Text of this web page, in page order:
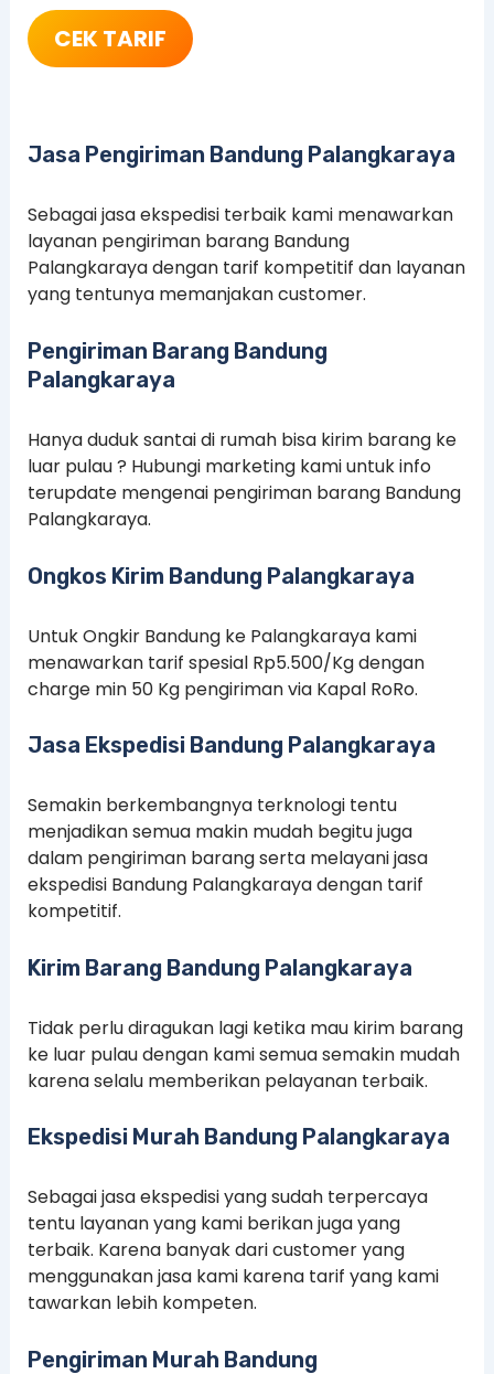
CEK TARIF
Jasa Pengiriman Bandung Palangkaraya
Sebagai jasa ekspedisi terbaik kami menawarkan
layanan pengiriman barang Bandung
Palangkaraya dengan tarif kompetitif dan layanan
yang tentunya memanjakan customer.
Pengiriman Barang Bandung
Palangkaraya
Hanya duduk santai di rumah bisa kirim barang ke
luar pulau ? Hubungi marketing kami untuk info
terupdate mengenai pengiriman barang Bandung
Palangkaraya.
Ongkos Kirim Bandung Palangkaraya
Untuk Ongkir Bandung ke Palangkaraya kami
menawarkan tarif spesial Rp5.500/Kg dengan
charge min 50 Kg pengiriman via Kapal RoRo.
Jasa Ekspedisi Bandung Palangkaraya
Semakin berkembangnya terknologi tentu
menjadikan semua makin mudah begitu juga
dalam pengiriman barang serta melayani jasa
ekspedisi Bandung Palangkaraya dengan tarif
kompetitif.
Kirim Barang Bandung Palangkaraya
Tidak perlu diragukan lagi ketika mau kirim barang
ke luar pulau dengan kami semua semakin mudah
karena selalu memberikan pelayanan terbaik.
Ekspedisi Murah Bandung Palangkaraya
Sebagai jasa ekspedisi yang sudah terpercaya
tentu layanan yang kami berikan juga yang
terbaik. Karena banyak dari customer yang
menggunakan jasa kami karena tarif yang kami
tawarkan lebih kompeten.
Pengiriman Murah Bandung